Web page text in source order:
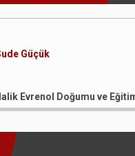
Güçük
Evrenol Doğumu ve